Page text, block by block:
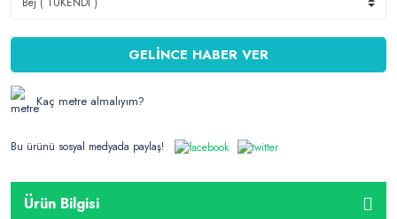
GELİNCE HABER VER
Kaç metre almalıyım?
Bu ürünü sosyal medyada paylaş!
Ürün Bilgisi